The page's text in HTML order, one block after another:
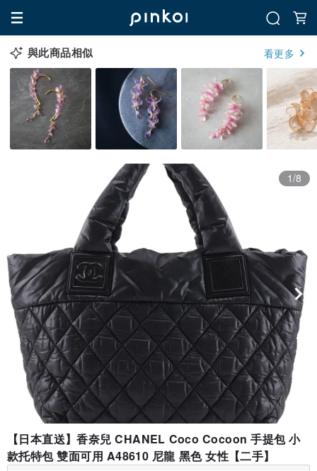
與此商品相似 看更多
1/8
【日本直送】香奈兒 CHANEL Coco Cocoon 手提包 小
款托特包 雙面可用 A48610 尼龍 黑色 女性【二手】